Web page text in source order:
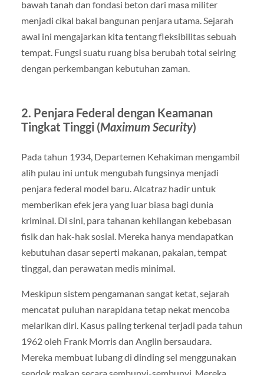
bawah tanah dan fondasi beton dari masa militer
menjadi cikal bakal bangunan penjara utama. Sejarah
awal ini mengajarkan kita tentang fleksibilitas sebuah
tempat. Fungsi suatu ruang bisa berubah total seiring
dengan perkembangan kebutuhan zaman.
2. Penjara Federal dengan Keamanan
Tingkat Tinggi (Maximum Security)
Pada tahun 1934, Departemen Kehakiman mengambil
alih pulau ini untuk mengubah fungsinya menjadi
penjara federal model baru. Alcatraz hadir untuk
memberikan efek jera yang luar biasa bagi dunia
kriminal. Di sini, para tahanan kehilangan kebebasan
fisik dan hak-hak sosial. Mereka hanya mendapatkan
kebutuhan dasar seperti makanan, pakaian, tempat
tinggal, dan perawatan medis minimal.
Meskipun sistem pengamanan sangat ketat, sejarah
mencatat puluhan narapidana tetap nekat mencoba
melarikan diri. Kasus paling terkenal terjadi pada tahun
1962 oleh Frank Morris dan Anglin bersaudara.
Mereka membuat lubang di dinding sel menggunakan